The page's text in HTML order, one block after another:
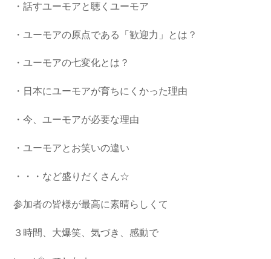
・話すユーモアと聴くユーモア
・ユーモアの原点である「歓迎力」とは？
・ユーモアの七変化とは？
・日本にユーモアが育ちにくかった理由
・今、ユーモアが必要な理由
・ユーモアとお笑いの違い
・・・など盛りだくさん☆
参加者の皆様が最高に素晴らしくて
３時間、大爆笑、気づき、感動で